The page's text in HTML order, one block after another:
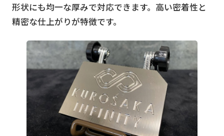
形状にも均一な厚みで対応できます。高い密着性と
精密な仕上がりが特徴です。